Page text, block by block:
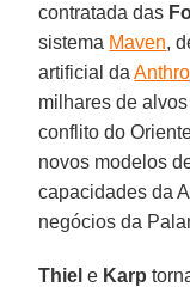
contratada das
sistema Maven,
artificial da
milhares de
conflito do
novos modelos
capacidades da
negócios da
Thiel e Karp